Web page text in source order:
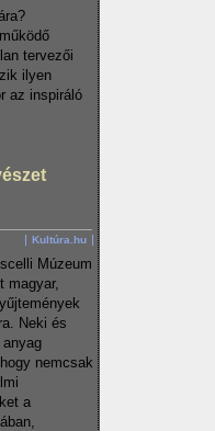
tervezői
ilyen
az inspiráló
Kultúra.hu
Múzeum
magyar,
Neki és
nemcsak
a